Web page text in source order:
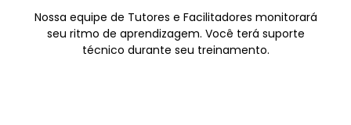
Nossa equipe de Tutores e Facilitadores monitorará
seu ritmo de aprendizagem. Você terá suporte
técnico durante seu treinamento.